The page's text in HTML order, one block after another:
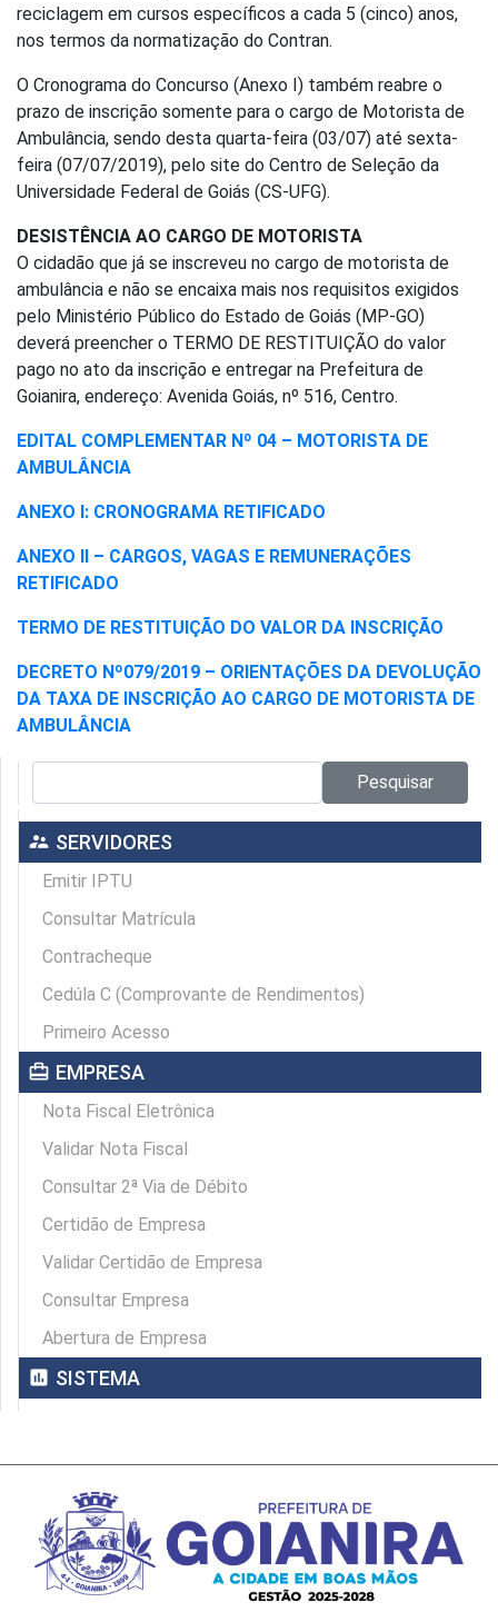
reciclagem em cursos específicos a cada 5 (cinco) anos,
nos termos da normatização do Contran.
O Cronograma do Concurso (Anexo I) também reabre o
prazo de inscrição somente para o cargo de Motorista de
Ambulância, sendo desta quarta-feira (03/07) até sexta-
feira (07/07/2019), pelo site do Centro de Seleção da
Universidade Federal de Goiás (CS-UFG).
DESISTÊNCIA AO CARGO DE MOTORISTA
O cidadão que já se inscreveu no cargo de motorista de
ambulância e não se encaixa mais nos requisitos exigidos
pelo Ministério Público do Estado de Goiás (MP-GO)
deverá preencher o TERMO DE RESTITUIÇÃO do valor
pago no ato da inscrição e entregar na Prefeitura de
Goianira, endereço: Avenida Goiás, nº 516, Centro.
EDITAL COMPLEMENTAR Nº 04 – MOTORISTA DE
AMBULÂNCIA
ANEXO I: CRONOGRAMA RETIFICADO
ANEXO II – CARGOS, VAGAS E REMUNERAÇÕES
RETIFICADO
TERMO DE RESTITUIÇÃO DO VALOR DA INSCRIÇÃO
DECRETO Nº079/2019 – ORIENTAÇÕES DA DEVOLUÇÃO
DA TAXA DE INSCRIÇÃO AO CARGO DE MOTORISTA DE
AMBULÂNCIA
Pesquisar
supervisor_account SERVIDORES
Emitir IPTU
Consultar Matrícula
Contracheque
Cedúla C (Comprovante de Rendimentos)
Primeiro Acesso
card_travel EMPRESA
Nota Fiscal Eletrônica
Validar Nota Fiscal
Consultar 2ª Via de Débito
Certidão de Empresa
Validar Certidão de Empresa
Consultar Empresa
Abertura de Empresa
assessment SISTEMA